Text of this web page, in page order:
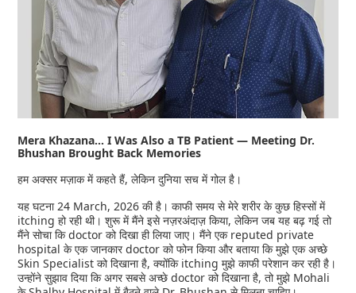
Mera Khazana… I Was Also a TB Patient — Meeting Dr.
Bhushan Brought Back Memories
हम अक्सर मज़ाक में कहते हैं, लेकिन दुनिया सच में गोल है।
यह घटना 24 March, 2026 की है। काफी समय से मेरे शरीर के कुछ हिस्सों में
itching हो रही थी। शुरू में मैंने इसे नज़रअंदाज़ किया, लेकिन जब यह बढ़ गई तो
मैंने सोचा कि doctor को दिखा ही लिया जाए। मैंने एक reputed private
hospital के एक जानकार doctor को फोन किया और बताया कि मुझे एक अच्छे
Skin Specialist को दिखाना है, क्योंकि itching मुझे काफी परेशान कर रही है।
उन्होंने सुझाव दिया कि अगर सबसे अच्छे doctor को दिखाना है, तो मुझे Mohali